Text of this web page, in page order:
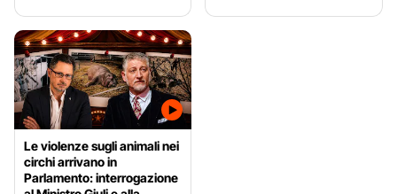
Le violenze sugli animali nei
circhi arrivano in
Parlamento: interrogazione